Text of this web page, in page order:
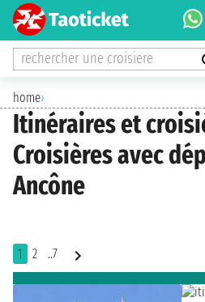
rechercher une croisiere
home›
Itinéraires et
Croisières avec
Ancône
1 2 ..7